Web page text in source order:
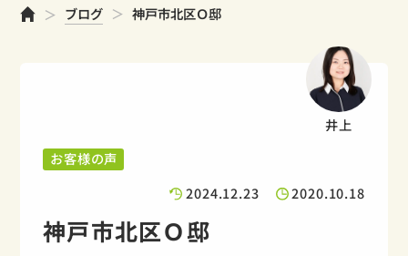
ホームブログ 神戸市北区Ｏ邸
井上
お客様の声
2024.12.23
2020.10.18
神戸市北区Ｏ邸